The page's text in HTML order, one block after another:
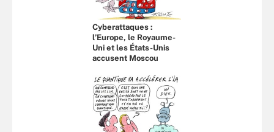
Cyberattaques :
l’Europe, le Royaume-
Uni et les États-Unis
accusent Moscou